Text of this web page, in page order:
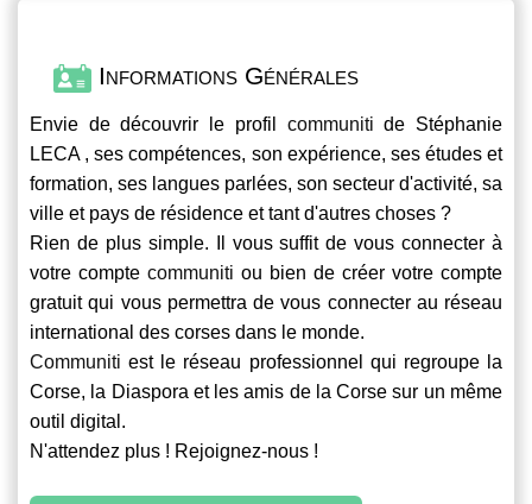
Informations Générales
Envie de découvrir le profil communiti de Stéphanie
LECA , ses compétences, son expérience, ses études et
formation, ses langues parlées, son secteur d'activité, sa
ville et pays de résidence et tant d'autres choses ?
Rien de plus simple. Il vous suffit de vous connecter à
votre compte communiti ou bien de créer votre compte
gratuit qui vous permettra de vous connecter au réseau
international des corses dans le monde.
Communiti est le réseau professionnel qui regroupe la
Corse, la Diaspora et les amis de la Corse sur un même
outil digital.
N'attendez plus ! Rejoignez-nous !